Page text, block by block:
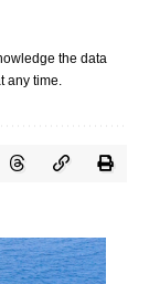
the data
any time.